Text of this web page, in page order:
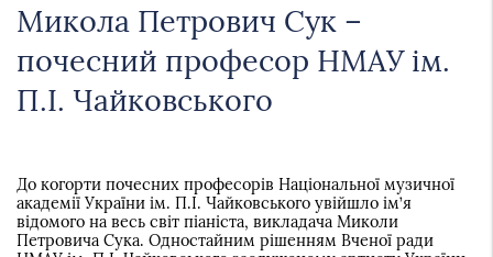
Микола Петрович Сук –
почесний професор НМАУ ім.
П.І. Чайковського
До когорти почесних професорів Національної музичної
академії України ім. П.І. Чайковського увійшло ім’я
відомого на весь світ піаніста, викладача Миколи
Петровича Сука. Одностайним рішенням Вченої ради